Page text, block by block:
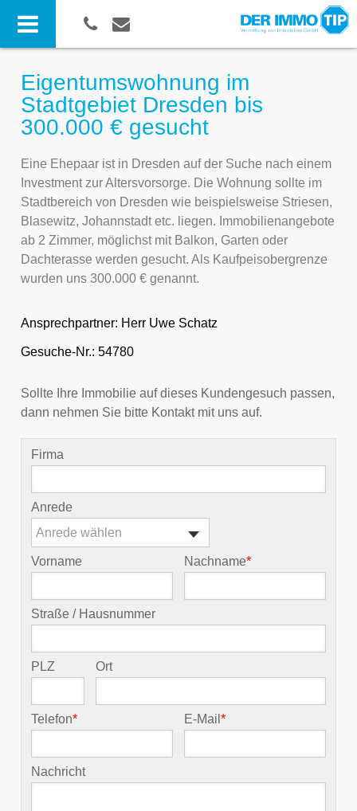
Eigentumswohnung im
Stadtgebiet Dresden bis
300.000 € gesucht
Eine Ehepaar ist in Dresden auf der Suche nach einem
Investment zur Altersvorsorge. Die Wohnung sollte im
Stadtbereich von Dresden wie beispielsweise Striesen,
Blasewitz, Johannstadt etc. liegen. Immobilienangebote
ab 2 Zimmer, möglichst mit Balkon, Garten oder
Dachterasse werden gesucht. Als Kaufpeisobergrenze
wurden uns 300.000 € genannt.
Ansprechpartner: Herr Uwe Schatz
Gesuche-Nr.: 54780
Sollte Ihre Immobilie auf dieses Kundengesuch passen,
dann nehmen Sie bitte Kontakt mit uns auf.
Firma
Anrede
Anrede wählen
Vorname Nachname*
Straße / Hausnummer
PLZ Ort
Telefon* E-Mail*
Nachricht